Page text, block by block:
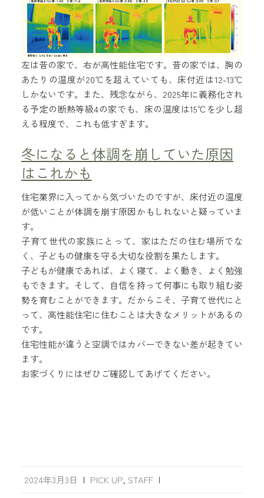
左は昔の家で、右が高性能住宅です。昔の家では、胸の
あたりの温度が20℃を超えていても、床付近は12-13℃
しかないです。また、残念ながら、2025年に義務化され
る予定の断熱等級4の家でも、床の温度は15℃を少し超
える程度で、これも低すぎます。
冬になると体調を崩していた原因
はこれかも
住宅業界に入ってから気づいたのですが、床付近の温度
が低いことが体調を崩す原因かもしれないと疑っていま
す。
子育て世代の家族にとって、家はただの住む場所でな
く、子どもの健康を守る大切な役割を果たします。
子どもが健康であれば、よく寝て、よく動き、よく勉強
もできます。そして、自信を持って何事にも取り組む姿
勢を育むことができます。だからこそ、子育て世代にと
って、高性能住宅に住むことは大きなメリットがあるの
です。
住宅性能が違うと空調ではカバーできない差が起きてい
ます。
お家づくりにはぜひご確認してあげてください。
2024年3月3日 | PICK UP, STAFF |